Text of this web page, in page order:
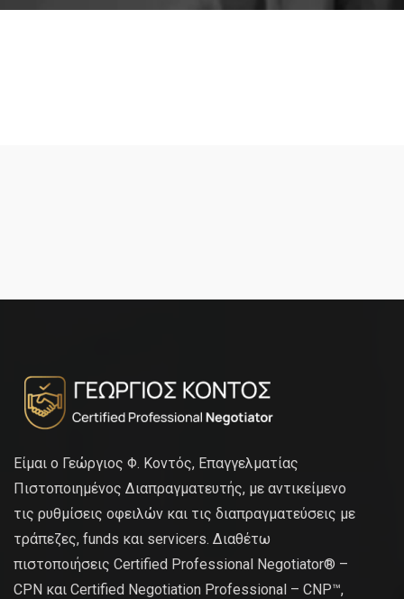
Είμαι ο Γεώργιος Φ. Κοντός, Επαγγελματίας
Πιστοποιημένος Διαπραγματευτής, με αντικείμενο
τις ρυθμίσεις οφειλών και τις διαπραγματεύσεις με
τράπεζες, funds και servicers. Διαθέτω
πιστοποιήσεις Certified Professional Negotiator® –
CPN και Certified Negotiation Professional – CNP™,